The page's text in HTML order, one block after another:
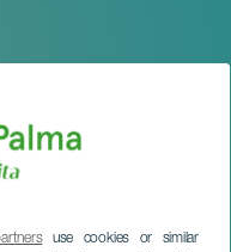
use cookies or similar